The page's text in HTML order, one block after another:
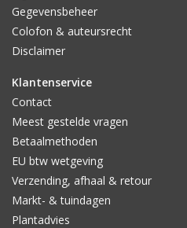
Gegevensbeheer
Colofon & auteursrecht
Disclaimer
Klantenservice
Contact
Meest gestelde vragen
Betaalmethoden
EU btw wetgeving
Verzending, afhaal & retour
Markt- & tuindagen
Plantadvies